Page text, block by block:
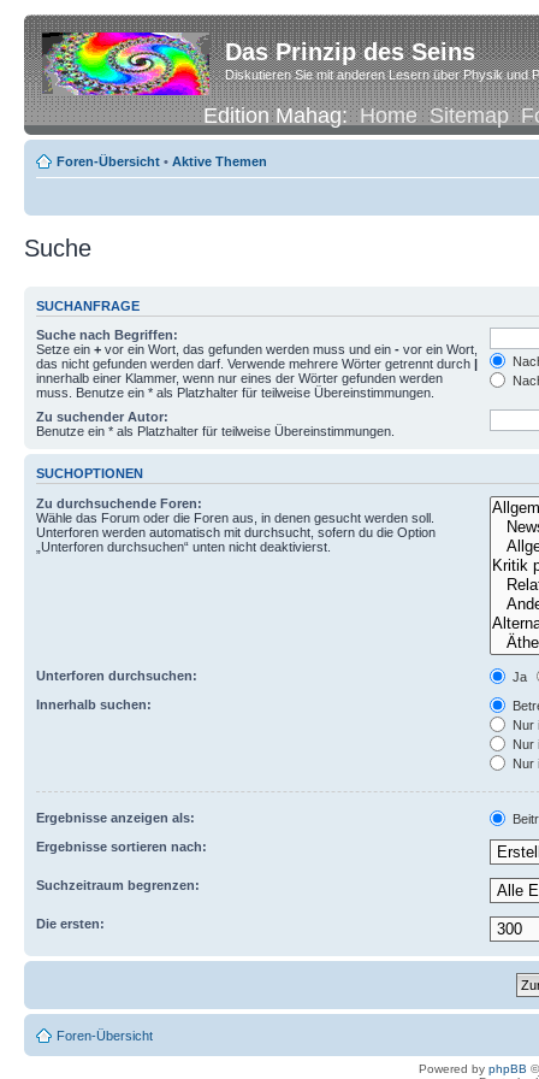
Das Prinzip des Seins
Diskutieren Sie mit anderen Lesern über Physik und
Edition Mahag:Home Sitemap
Foren-Übersicht • Aktive Themen
Suche
SUCHANFRAGE
Suche nach Begriffen:
Setze ein + vor ein Wort, das gefunden werden muss und ein - vor ein Wort,
das nicht gefunden werden darf. Verwende mehrere Wörter getrennt durch |
innerhalb einer Klammer, wenn nur eines der Wörter gefunden werden
muss. Benutze ein * als Platzhalter für teilweise Übereinstimmungen.
Zu suchender Autor:
Benutze ein * als Platzhalter für teilweise Übereinstimmungen.
SUCHOPTIONEN
Zu durchsuchende Foren:
Wähle das Forum oder die Foren aus, in denen gesucht werden soll.
Unterforen werden automatisch mit durchsucht, sofern du die Option
„Unterforen durchsuchen“ unten nicht deaktivierst.
Unterforen durchsuchen:
Ja
Innerhalb suchen:
Nur
Nur
Nur
Ergebnisse anzeigen als:
Ergebnisse sortieren nach:
Suchzeitraum begrenzen:
Die ersten:
Foren-Übersicht
Powered by phpBB